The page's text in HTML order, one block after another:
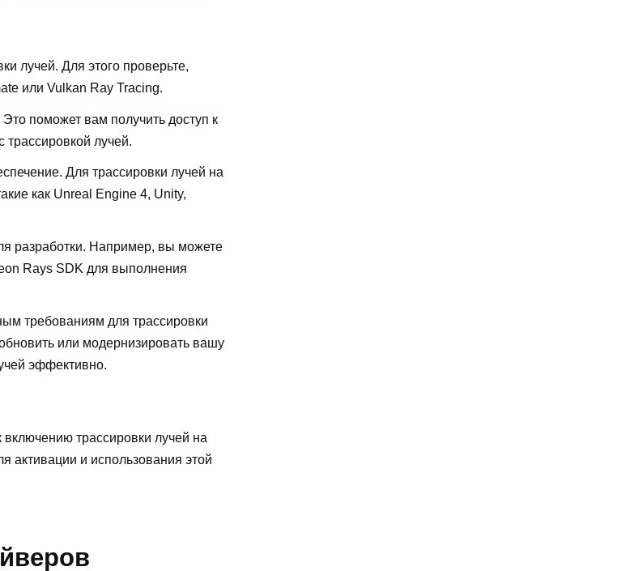
лучей. Для этого проверьте,
или Vulkan Ray Tracing.
поможет вам получить доступ к
лучей.
Для трассировки лучей на
как Unreal Engine 4, Unity,
разработки. Например, вы можете
Rays SDK для выполнения
требованиям для трассировки
или модернизировать вашу
эффективно.
трассировки лучей на
и использования этой